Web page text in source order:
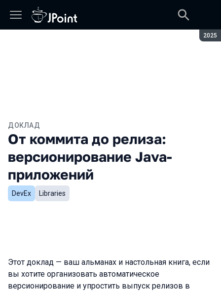
2025
ДОКЛАД
От коммита до релиза:
версионирование Java-
приложений
DevEx Libraries
Этот доклад — ваш альманах и настольная книга, если
вы хотите организовать автоматическое
версионирование и упростить выпуск релизов в